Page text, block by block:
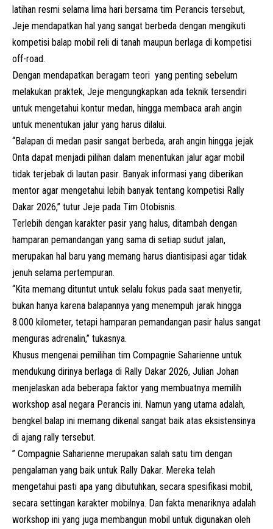
latihan resmi selama lima hari bersama tim Perancis tersebut,
Jeje mendapatkan hal yang sangat berbeda dengan mengikuti
kompetisi balap mobil reli di tanah maupun berlaga di kompetisi
off-road.
Dengan mendapatkan beragam teori yang penting sebelum
melakukan praktek, Jeje mengungkapkan ada teknik tersendiri
untuk mengetahui kontur medan, hingga membaca arah angin
untuk menentukan jalur yang harus dilalui.
“Balapan di medan pasir sangat berbeda, arah angin hingga jejak
Onta dapat menjadi pilihan dalam menentukan jalur agar mobil
tidak terjebak di lautan pasir. Banyak informasi yang diberikan
mentor agar mengetahui lebih banyak tentang kompetisi Rally
Dakar 2026,” tutur Jeje pada Tim Otobisnis.
Terlebih dengan karakter pasir yang halus, ditambah dengan
hamparan pemandangan yang sama di setiap sudut jalan,
merupakan hal baru yang memang harus diantisipasi agar tidak
jenuh selama pertempuran.
“Kita memang dituntut untuk selalu fokus pada saat menyetir,
bukan hanya karena balapannya yang menempuh jarak hingga
8.000 kilometer, tetapi hamparan pemandangan pasir halus sangat
menguras adrenalin,” tukasnya.
Khusus mengenai pemilihan tim Compagnie Saharienne untuk
mendukung dirinya berlaga di Rally Dakar 2026, Julian Johan
menjelaskan ada beberapa faktor yang membuatnya memilih
workshop asal negara Perancis ini. Namun yang utama adalah,
bengkel balap ini memang dikenal sangat baik atas eksistensinya
di ajang rally tersebut.
” Compagnie Saharienne merupakan salah satu tim dengan
pengalaman yang baik untuk Rally Dakar. Mereka telah
mengetahui pasti apa yang dibutuhkan, secara spesifikasi mobil,
secara settingan karakter mobilnya. Dan fakta menariknya adalah
workshop ini yang juga membangun mobil untuk digunakan oleh